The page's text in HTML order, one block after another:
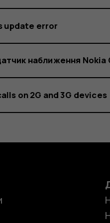
update error
наближення Nokia
on 2G and 3G devices